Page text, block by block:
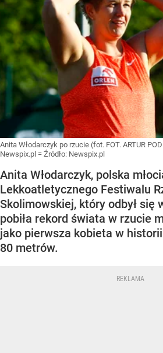
Anita Włodarczyk po rzucie (fot. FOT. ARTUR
Newspix.pl = Źródło: Newspix.pl
Anita Włodarczyk, polska
Lekkoatletycznego Festiwalu
Skolimowskiej, który odbył się
pobiła rekord świata w rzucie
jako pierwsza kobieta w
80 metrów.